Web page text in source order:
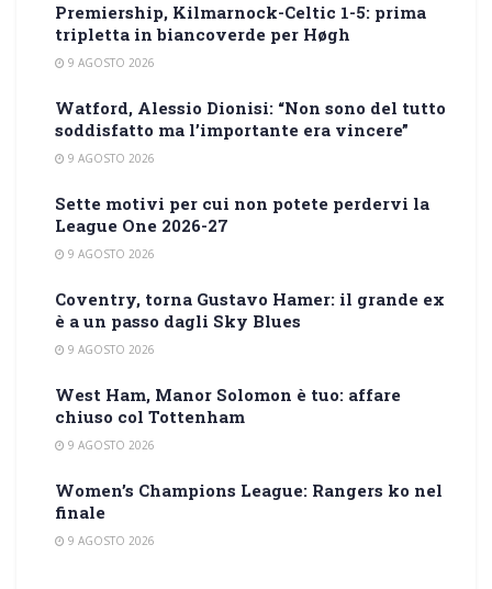
Premiership, Kilmarnock-Celtic 1-5: prima
tripletta in biancoverde per Høgh
9 AGOSTO 2026
Watford, Alessio Dionisi: “Non sono del tutto
soddisfatto ma l’importante era vincere”
9 AGOSTO 2026
Sette motivi per cui non potete perdervi la
League One 2026-27
9 AGOSTO 2026
Coventry, torna Gustavo Hamer: il grande ex
è a un passo dagli Sky Blues
9 AGOSTO 2026
West Ham, Manor Solomon è tuo: affare
chiuso col Tottenham
9 AGOSTO 2026
Women’s Champions League: Rangers ko nel
finale
9 AGOSTO 2026